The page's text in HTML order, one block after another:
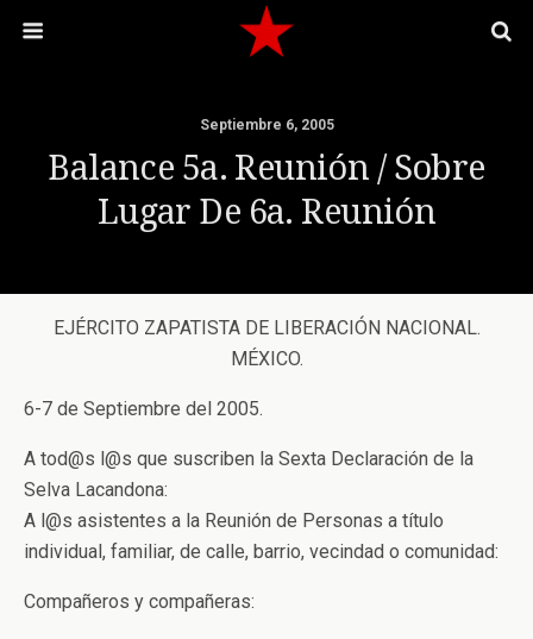
Septiembre 6, 2005
Balance 5a. Reunión / Sobre
Lugar De 6a. Reunión
EJÉRCITO ZAPATISTA DE LIBERACIÓN NACIONAL.
MÉXICO.
6-7 de Septiembre del 2005.
A tod@s l@s que suscriben la Sexta Declaración de la
Selva Lacandona:
A l@s asistentes a la Reunión de Personas a título
individual, familiar, de calle, barrio, vecindad o comunidad:
Compañeros y compañeras: